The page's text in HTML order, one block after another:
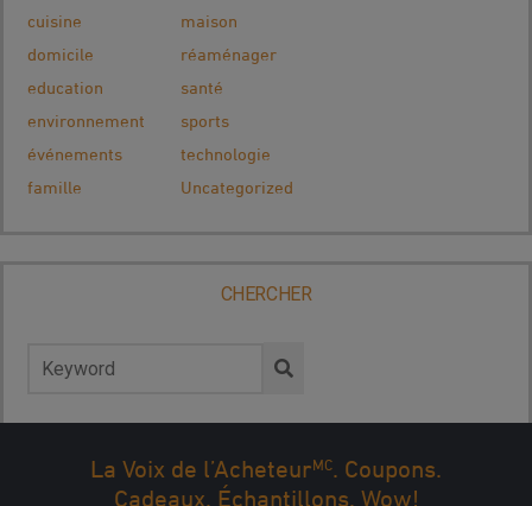
cuisine
domicile
education
environnement
événements
famille
maison
réaménager
santé
sports
technologie
Uncategorized
CHERCHER
La Voix de l’AcheteurMC. Coupons.
Cadeaux. Échantillons. Wow!